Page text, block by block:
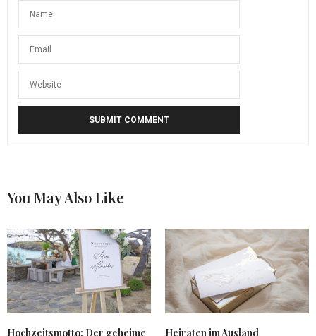
You May Also Like
Hochzeitsmotto: Der geheime
Heiraten im Ausland